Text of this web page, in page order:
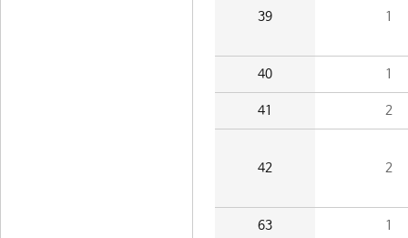
39 1
40 1
41 2
42 2
63 1